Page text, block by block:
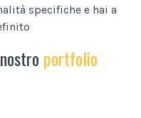
specifiche e hai a
portfolio